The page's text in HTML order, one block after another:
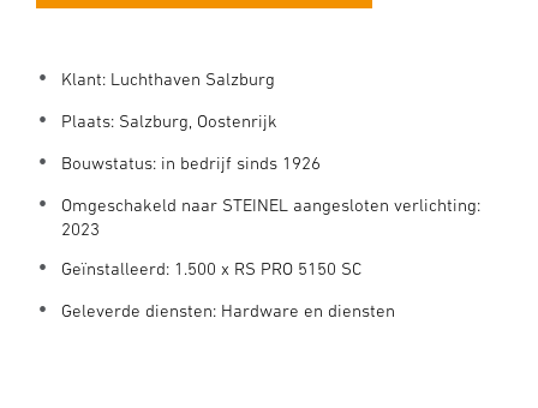
Klant: Luchthaven Salzburg
Plaats: Salzburg, Oostenrijk
Bouwstatus: in bedrijf sinds 1926
Omgeschakeld naar STEINEL aangesloten verlichting:
2023
Geïnstalleerd: 1.500 x RS PRO 5150 SC
Geleverde diensten: Hardware en diensten